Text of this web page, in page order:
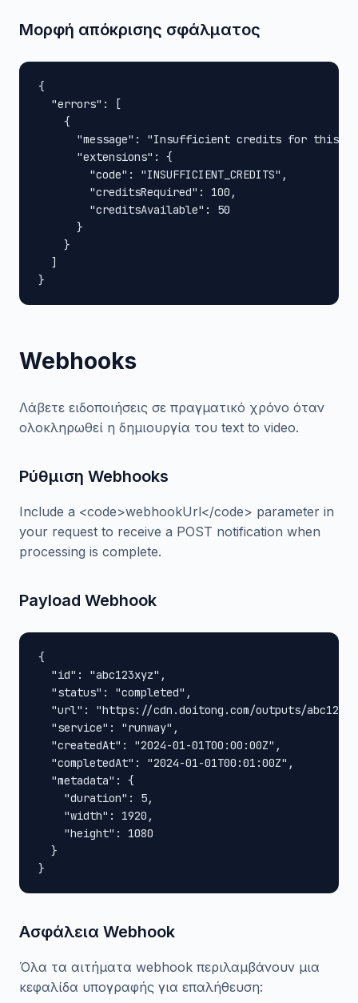
Μορφή απόκρισης σφάλματος
{
  "errors": [
    {
"message": "Insufficient credits for this
      "extensions": {
        "code": "INSUFFICIENT_CREDITS",
        "creditsRequired": 100,
        "creditsAvailable": 50
      }
    }
  ]
}
Webhooks
Λάβετε ειδοποιήσεις σε πραγματικό χρόνο όταν
ολοκληρωθεί η δημιουργία του text to video.
Ρύθμιση Webhooks
Include a <code>webhookUrl</code> parameter in
your request to receive a POST notification when
processing is complete.
Payload Webhook
{
  "id": "abc123xyz",
  "status": "completed",
"url": "https://cdn.doitong.com/outputs/
  "service": "runway",
  "createdAt": "2024-01-01T00:00:00Z",
  "completedAt": "2024-01-01T00:01:00Z",
  "metadata": {
    "duration": 5,
    "width": 1920,
    "height": 1080
  }
}
Ασφάλεια Webhook
Όλα τα αιτήματα webhook περιλαμβάνουν μια
κεφαλίδα υπογραφής για επαλήθευση: